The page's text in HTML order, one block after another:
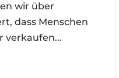
wir über
dass Menschen
verkaufen...